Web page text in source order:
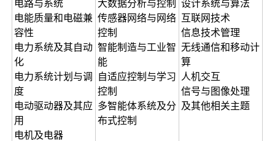
电路与系统
电能质量和电磁兼
容性
电力系统及其自动
化
电力系统计划与调
度
电动驱动器及其应
用
电机及电器
大数据分析与控制
传感器网络与网络
控制
智能制造与工业智
能
自适应控制与学习
控制
多智能体系统及分
布式控制
设计系统与算法
互联网技术
信息技术管理
无线通信和移动计
算
人机交互
信号与图像处理
及其他相关主题